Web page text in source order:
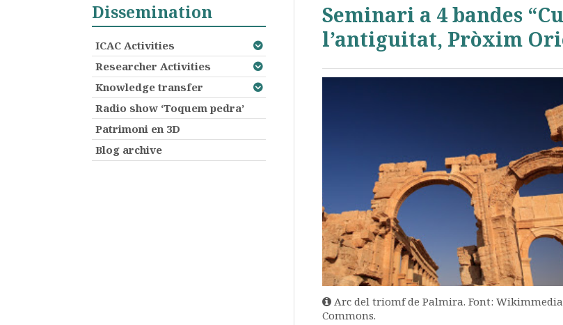
Seminari a 4 bandes
l’antiguitat, Pròxim
Arc del triomf de Palmira. Font: Wikimmedia
Commons.
Dissemination
ICAC Activities
Researcher Activities
Knowledge transfer
Radio show ‘Toquem pedra’
Patrimoni en 3D
Blog archive